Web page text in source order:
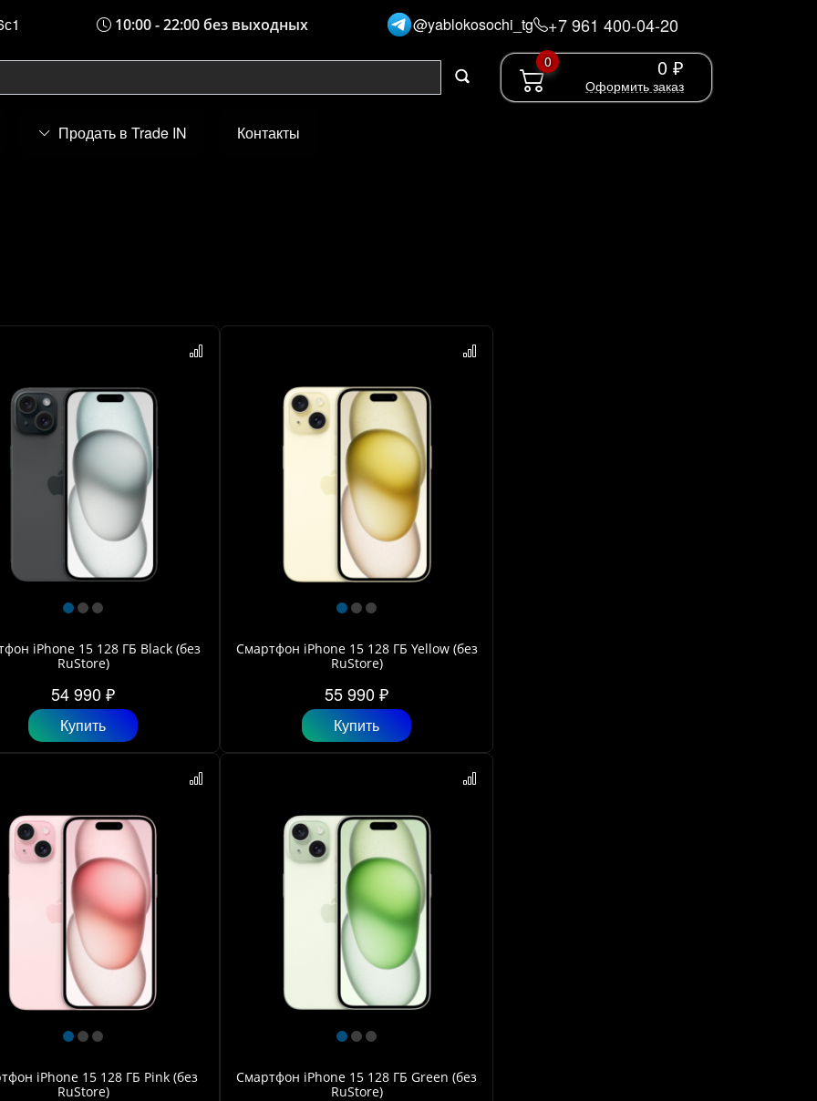
10:00 - 22:00 без выходных @yablokosochi_tg +7 961 400-04-20
0 0 ₽
Оформить заказ
Продать в Trade IN Контакты
iPhone 15 128 ГБ Black (без
RuStore)
54 990 ₽
Купить
Смартфон iPhone 15 128 ГБ Yellow (без
RuStore)
55 990 ₽
Купить
iPhone 15 128 ГБ Pink (без
RuStore)
Смартфон iPhone 15 128 ГБ Green (без
RuStore)